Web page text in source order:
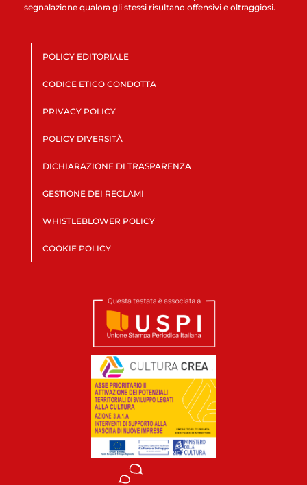
segnalazione qualora gli stessi risultano offensivi e oltraggiosi.
POLICY EDITORIALE
CODICE ETICO CONDOTTA
PRIVACY POLICY
POLICY DIVERSITÀ
DICHIARAZIONE DI TRASPARENZA
GESTIONE DEI RECLAMI
WHISTLEBLOWER POLICY
COOKIE POLICY